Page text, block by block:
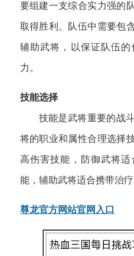
要组建一支综合实力强的
取得胜利。队伍中需要包
辅助武将，以保证队伍
力。
技能选择
技能是武将重要的战
将的职业和属性合理选择
高伤害技能，防御武将适
能，辅助武将适合携带治疗
尊龙官方网站官网入口